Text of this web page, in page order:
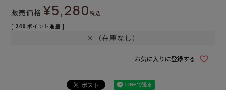
販売価格 ¥5,280税込
[ 240 ポイント進呈 ]
×（在庫なし）
お気に入りに登録する